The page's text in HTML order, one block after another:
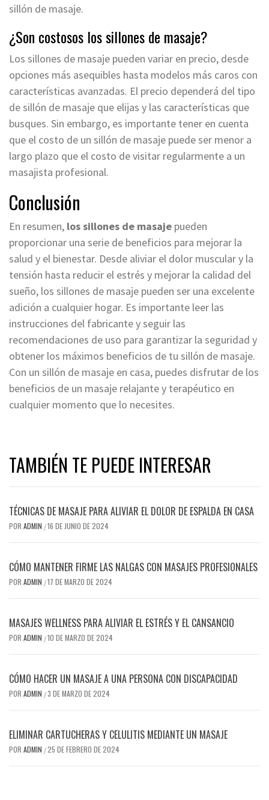
sillón de masaje.
¿Son costosos los sillones de masaje?
Los sillones de masaje pueden variar en precio, desde
opciones más asequibles hasta modelos más caros con
características avanzadas. El precio dependerá del tipo
de sillón de masaje que elijas y las características que
busques. Sin embargo, es importante tener en cuenta
que el costo de un sillón de masaje puede ser menor a
largo plazo que el costo de visitar regularmente a un
masajista profesional.
Conclusión
En resumen, los sillones de masaje pueden
proporcionar una serie de beneficios para mejorar la
salud y el bienestar. Desde aliviar el dolor muscular y la
tensión hasta reducir el estrés y mejorar la calidad del
sueño, los sillones de masaje pueden ser una excelente
adición a cualquier hogar. Es importante leer las
instrucciones del fabricante y seguir las
recomendaciones de uso para garantizar la seguridad y
obtener los máximos beneficios de tu sillón de masaje.
Con un sillón de masaje en casa, puedes disfrutar de los
beneficios de un masaje relajante y terapéutico en
cualquier momento que lo necesites.
TAMBIÉN TE PUEDE INTERESAR
TÉCNICAS DE MASAJE PARA ALIVIAR EL DOLOR DE ESPALDA EN CASA
POR ADMIN /16 DE JUNIO DE 2024
CÓMO MANTENER FIRME LAS NALGAS CON MASAJES PROFESIONALES
POR ADMIN /17 DE MARZO DE 2024
MASAJES WELLNESS PARA ALIVIAR EL ESTRÉS Y EL CANSANCIO
POR ADMIN /10 DE MARZO DE 2024
CÓMO HACER UN MASAJE A UNA PERSONA CON DISCAPACIDAD
POR ADMIN /3 DE MARZO DE 2024
ELIMINAR CARTUCHERAS Y CELULITIS MEDIANTE UN MASAJE
POR ADMIN /25 DE FEBRERO DE 2024